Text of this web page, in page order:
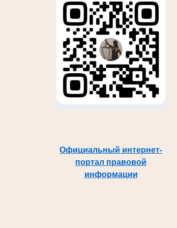
Официальный интернет-
портал правовой
информации